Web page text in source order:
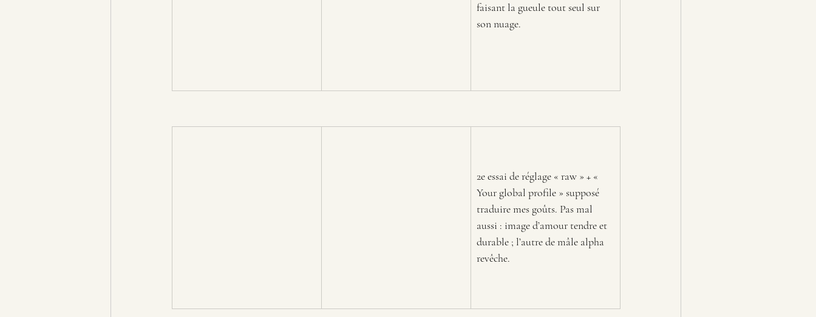
faisant la gueule tout seul sur
son nuage.
2e essai de réglage « raw » + «
Your global profile » supposé
traduire mes goûts. Pas mal
aussi : image d’amour tendre et
durable ; l’autre de mâle alpha
revêche.